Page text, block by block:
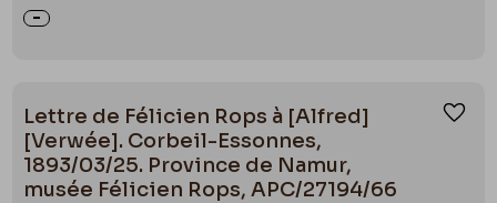
Lettre de Félicien Rops à [Alfred]
[Verwée]. Corbeil-Essonnes,
1893/03/25. Province de Namur,
musée Félicien Rops, APC/27194/66